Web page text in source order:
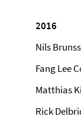
2016
Nils
Fang Lee
Matthias
Rick